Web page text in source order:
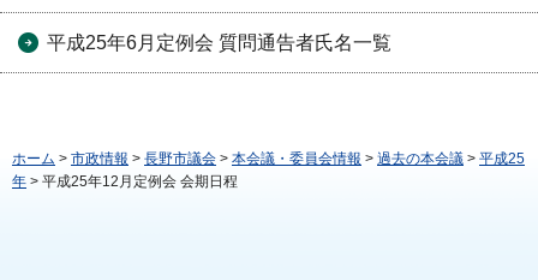
平成25年6月定例会 質問通告者氏名一覧
ホーム > 市政情報 > 長野市議会 > 本会議・委員会情報 > 過去の本会議 > 平成25
年 > 平成25年12月定例会 会期日程